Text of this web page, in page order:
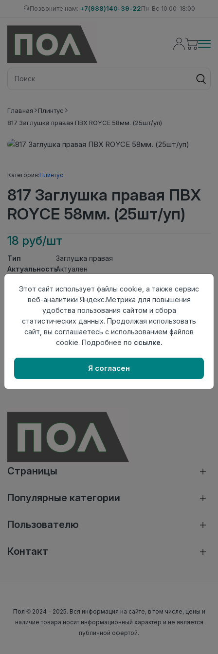
Позвоните нам: +7(988)140-39-22Пн-Вс 10:00-18:00
Главная
Плинтус
817 Заглушка правая ПВХ ROYCE 58мм. (25шт/уп)
Категория:Плинтус
817 Заглушка правая ПВХ
ROYCE 58мм. (25шт/уп)
18 руб/шт
Тип
Заглушка правая
АктуальностьАктуален
Осталось133 шт
Добавить в корзину
Внимание! Внешний вид товара может отличаться от
представленного на настоящем сайте. Проверяйте
в момент приобретения товара.
Страницы
Популярные категории
Пользователю
Контакт
Пол © 2024 - 2025. Вся информация на сайте, в том числе, цены и
наличие товара носит информационный характер и не является
публичной офертой.
Этот сайт использует файлы cookie, а также сервис
веб-аналитики Яндекс.Метрика для повышения
удобства пользования сайтом и сбора
статистических данных. Продолжая использовать
сайт, вы соглашаетесь с использованием файлов
cookie. Подробнее по ссылке.
Я согласен